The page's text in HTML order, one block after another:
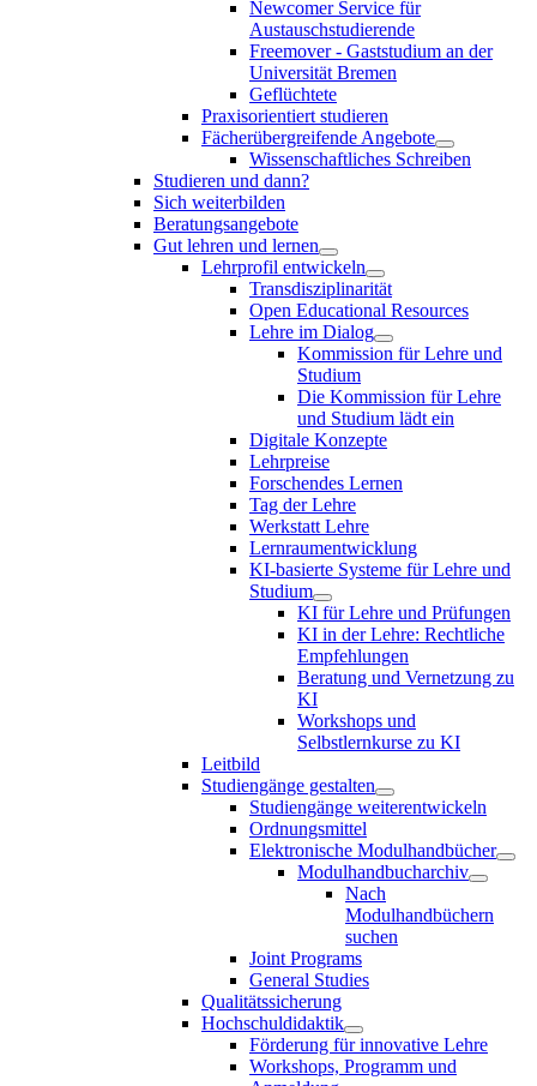
Newcomer Service für
Austauschstudierende
Freemover - Gaststudium an der
Universität Bremen
Geflüchtete
Praxisorientiert studieren
Fächerübergreifende Angebote
Wissenschaftliches Schreiben
Studieren und dann?
Sich weiterbilden
Beratungsangebote
Gut lehren und lernen
Lehrprofil entwickeln
Transdisziplinarität
Open Educational Resources
Lehre im Dialog
Kommission für Lehre und
Studium
Die Kommission für Lehre
und Studium lädt ein
Digitale Konzepte
Lehrpreise
Forschendes Lernen
Tag der Lehre
Werkstatt Lehre
Lernraumentwicklung
KI-basierte Systeme für Lehre und
Studium
KI für Lehre und Prüfungen
KI in der Lehre: Rechtliche
Empfehlungen
Beratung und Vernetzung zu
KI
Workshops und
Selbstlernkurse zu KI
Leitbild
Studiengänge gestalten
Studiengänge weiterentwickeln
Ordnungsmittel
Elektronische Modulhandbücher
Modulhandbucharchiv
Nach
Modulhandbüchern
suchen
Joint Programs
General Studies
Qualitätssicherung
Hochschuldidaktik
Förderung für innovative Lehre
Workshops, Programm und